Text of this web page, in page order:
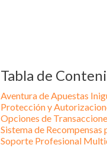
Tabla de
Aventura de Apuestas
Protección y
Opciones de
Sistema de Recompensas
Soporte Profesional